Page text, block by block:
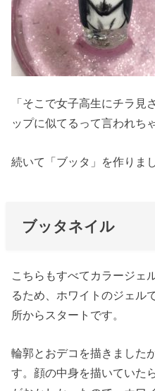
「そこで女子高生にチラ
ップに似てるって言われち
続いて「ブッタ」を作りま
ブッタネイル
こちらもすべてカラージェ
るため、ホワイトのジェル
所からスタートです。
輪郭とおデコを描きました
す。顔の中身を描いていた